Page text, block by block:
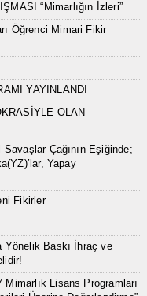
“Mimarlığın İzleri”
Öğrenci Mimari Fikir
YAYINLANDI
OLAN
Çağının Eşiğinde;
Yapay
Fikirler
Yönelik Baskı İhraç ve
Mimarlık Lisans Programları